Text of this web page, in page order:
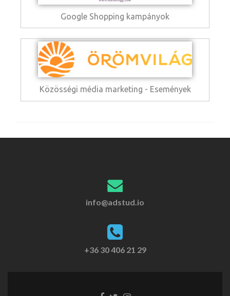
Google Shopping kampányok
Közösségi média marketing - Események
info@adstud.io
+36 30 406 21 29